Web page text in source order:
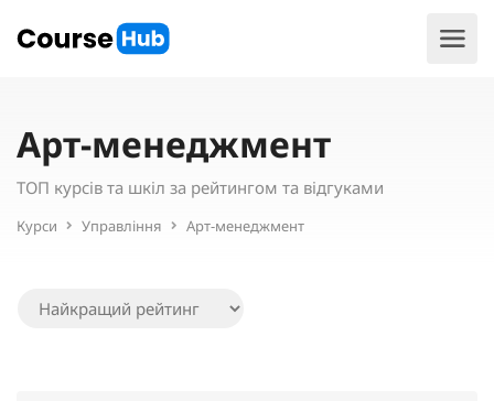
Арт-менеджмент
ТОП курсів та шкіл за рейтингом та відгуками
Курси Управління Арт-менеджмент